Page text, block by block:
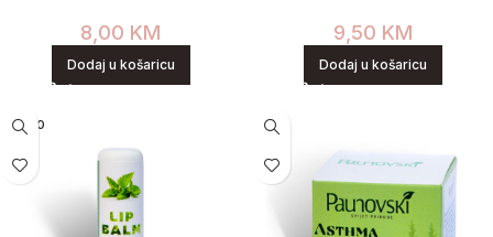
8,00 KM
Dodaj u košaricu
9,50 KM
Dodaj u košaricu
NOVO